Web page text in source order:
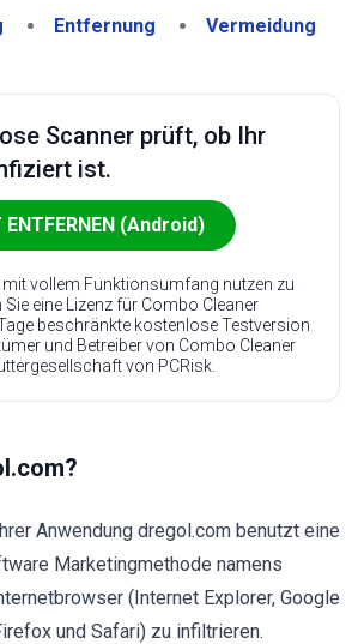
Entfernung Vermeidung
Scanner prüft, ob Ihr
ist.
(Android)
vollem Funktionsumfang nutzen zu
eine Lizenz für Combo Cleaner
beschränkte kostenlose Testversion
und Betreiber von Combo Cleaner
von PCRisk.
Anwendung dregol.com benutzt eine
Marketingmethode namens
(Internet Explorer, Google
und Safari) zu infiltrieren.